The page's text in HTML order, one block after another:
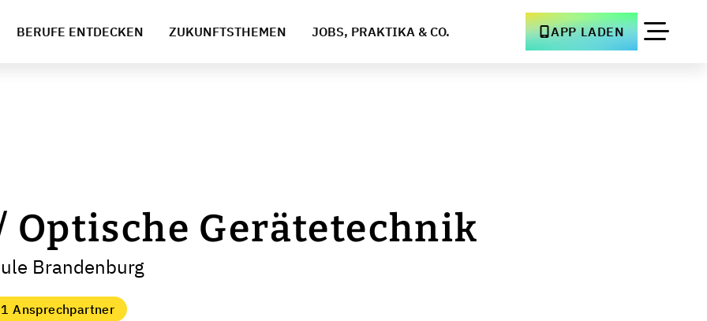
BERUFE ENTDECKEN ZUKUNFTSTHEMEN JOBS, PRAKTIKA & CO. APP LADEN
Gerätetechnik
Brandenburg
1 Ansprechpartner